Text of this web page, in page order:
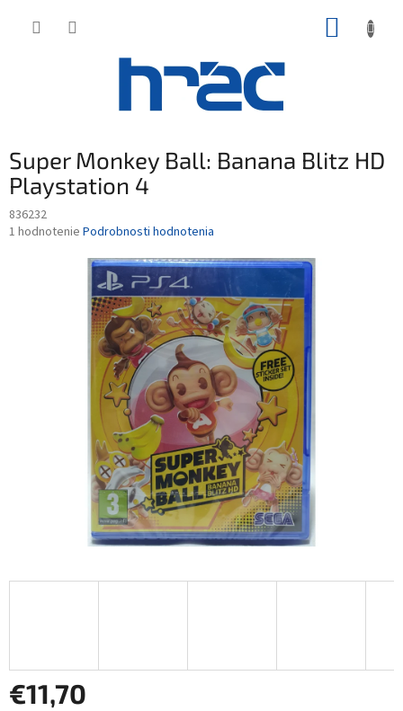
Super Monkey Ball: Banana Blitz HD
Playstation 4
836232
Priemerné
1 hodnotenie Podrobnosti hodnotenia
€11,70